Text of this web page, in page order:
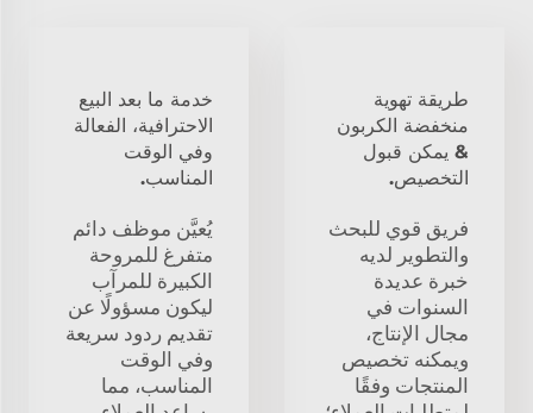
طريقة تهوية
منخفضة الكربون
& يمكن قبول
التخصيص.
فريق قوي للبحث
والتطوير لديه
خبرة عديدة
السنوات في
مجال الإنتاج،
ويمكنه تخصيص
المنتجات وفقًا
خدمة ما بعد البيع
الاحترافية، الفعالة
وفي الوقت
المناسب.
يُعيَّن موظف دائم
متفرغ للمروحة
الكبيرة للمرآب
ليكون مسؤولًا عن
تقديم ردود سريعة
وفي الوقت
المناسب، مما